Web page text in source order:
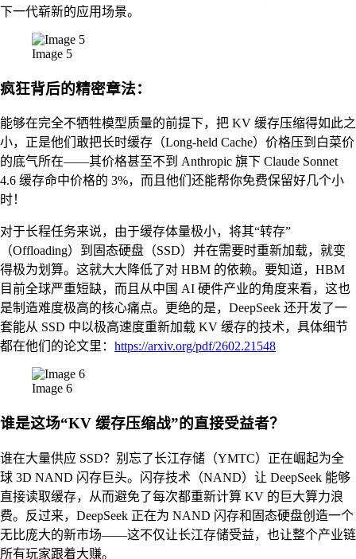
下一代崭新的应用场景。
Image 5
疯狂背后的精密章法：
能够在完全不牺牲模型质量的前提下，把 KV 缓存压缩得如此之
小，正是他们敢把长时缓存（Long-held Cache）价格压到白菜价
的底气所在——其价格甚至不到 Anthropic 旗下 Claude Sonnet
4.6 缓存命中价格的 3%，而且他们还能帮你免费保留好几个小
时！
对于长程任务来说，由于缓存体量极小，将其“转存”
（Offloading）到固态硬盘（SSD）并在需要时重新加载，就变
得极为划算。这就大大降低了对 HBM 的依赖。要知道，HBM
目前全球严重短缺，而且从中国 AI 硬件产业的角度来看，这也
是制造难度极高的核心痛点。更绝的是，DeepSeek 还开发了一
套能从 SSD 中以极高速度重新加载 KV 缓存的技术，具体细节
都在他们的论文里： https://arxiv.org/pdf/2602.21548
Image 6
谁是这场“KV 缓存压缩战”的直接受益者？
谁在大量供应 SSD？别忘了长江存储（YMTC）正在崛起为全
球 3D NAND 闪存巨头。闪存技术（NAND）让 DeepSeek 能够
直接读取缓存，从而避免了每次都重新计算 KV 的巨大算力浪
费。反过来，DeepSeek 正在为 NAND 闪存和固态硬盘创造一个
无比庞大的新市场——这不仅让长江存储受益，也让整个产业链
所有玩家跟着大赚。